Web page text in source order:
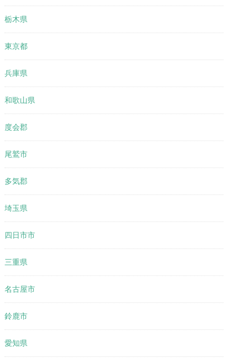
栃木県
東京都
兵庫県
和歌山県
度会郡
尾鷲市
多気郡
埼玉県
四日市市
三重県
名古屋市
鈴鹿市
愛知県